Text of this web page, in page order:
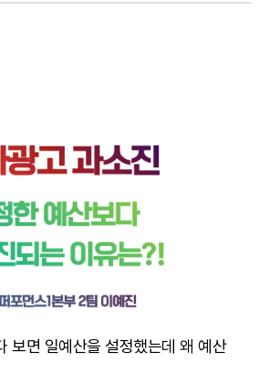
보면 일예산을 설정했는데 왜 예산